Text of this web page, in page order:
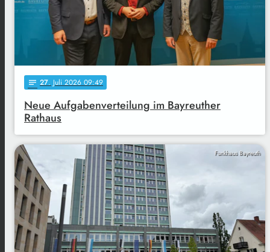
notes 27. Juli 2026 09:49
Neue Aufgabenverteilung im Bayreuther
Rathaus
Funkhaus Bayreuth